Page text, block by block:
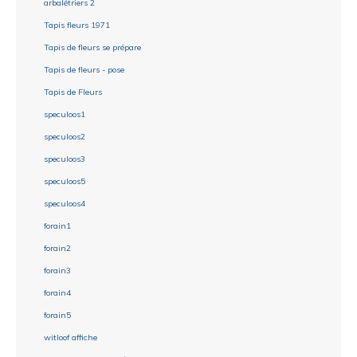
arbalétriers 2
Tapis fleurs 1971
Tapis de fleurs se prépare
Tapis de fleurs - pose
Tapis de Fleurs
speculoos1
speculoos2
speculoos3
speculoos5
speculoos4
forain1
forain2
forain3
forain4
forain5
witloof affiche